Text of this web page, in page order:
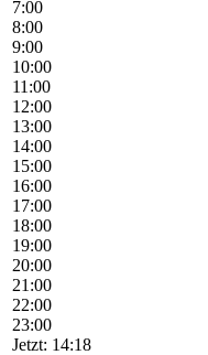
7:00
8:00
9:00
10:00
11:00
12:00
13:00
14:00
15:00
16:00
17:00
18:00
19:00
20:00
21:00
22:00
23:00
Jetzt: 14:18